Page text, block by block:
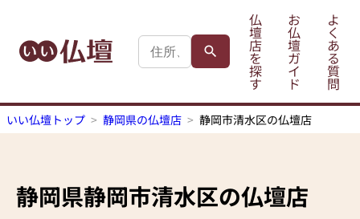
仏
壇
店
を
探
す
お
仏
壇
ガ
イ
ド
よ
く
あ
る
質
問
いい仏壇トップ 静岡県の仏壇店 静岡市清水区の仏壇店
静岡県静岡市清水区の仏壇店